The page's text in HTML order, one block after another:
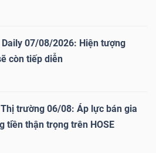
07/08/2026: Hiện tượng
còn tiếp diễn
trường 06/08: Áp lực bán gia
tiền thận trọng trên HOSE